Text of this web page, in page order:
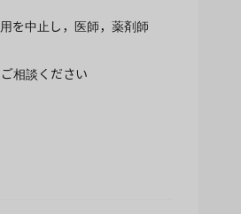
を中止し，医師，薬剤師
相談ください